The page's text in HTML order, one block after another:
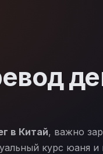
в Китай, важно
курс юаня и